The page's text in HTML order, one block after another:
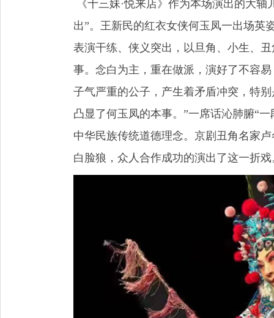
《十三妹·悦来店》作为本场演出的大
出”。王新民的红衣女侠何玉凤一出场英
表演干练、侠义突出，以旦角、小生、
事。念白为主，重在做派，演好了不容
子气严重的公子，产生着矛盾冲突，特
凸显了何玉凤的本事。”一席话沁肺腑“
中华民族传统道德理念。京剧丑角名家
白脸狼，众人合作成功的演出了这一折戏